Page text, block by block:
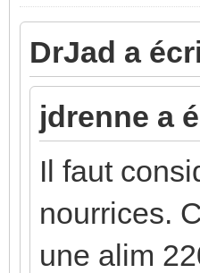
DrJad a
jdrenne a
Il faut
nourrices.
une alim